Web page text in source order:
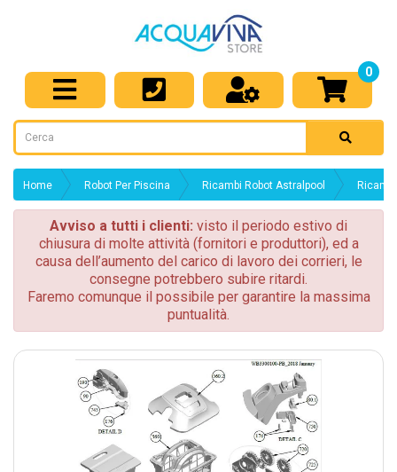
0
Home Robot Per Piscina Ricambi Robot Astralpool
Avviso a tutti i clienti: visto il periodo estivo di
chiusura di molte attività (fornitori e produttori), ed a
causa dell’aumento del carico di lavoro dei corrieri, le
consegne potrebbero subire ritardi.
Faremo comunque il possibile per garantire la massima
puntualità.